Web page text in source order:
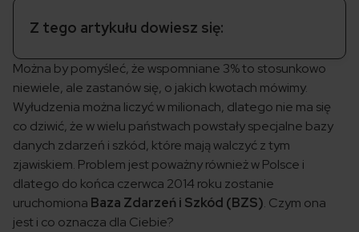
Z tego artykułu dowiesz się:
Można by pomyśleć, że wspomniane 3% to stosunkowo
niewiele, ale zastanów się, o jakich kwotach mówimy.
Wyłudzenia można liczyć w milionach, dlatego nie ma się
co dziwić, że w wielu państwach powstały specjalne bazy
danych zdarzeń i szkód, które mają walczyć z tym
zjawiskiem. Problem jest poważny również w Polsce i
dlatego do końca czerwca 2014 roku zostanie
uruchomiona Baza Zdarzeń i Szkód (BZS). Czym ona
jest i co oznacza dla Ciebie?